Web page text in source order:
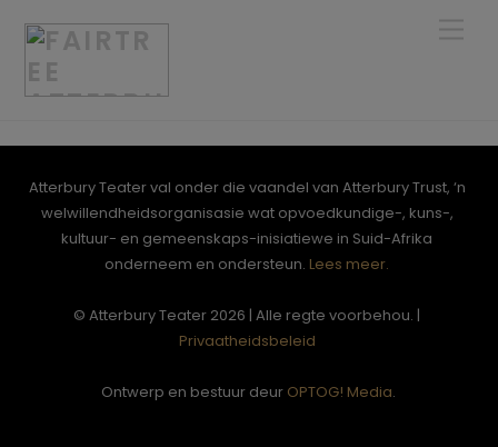
Atterbury Teater val onder die vaandel van Atterbury Trust, ‘n
welwillendheidsorganisasie wat opvoedkundige-, kuns-,
kultuur- en gemeenskaps-inisiatiewe in Suid-Afrika
onderneem en ondersteun. Lees meer.
© Atterbury Teater 2026 | Alle regte voorbehou. |
Privaatheidsbeleid
Ontwerp en bestuur deur OPTOG! Media.